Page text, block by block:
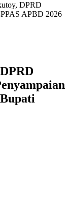
DPRD
APBD 2026